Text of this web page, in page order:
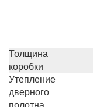
Толщина
коробки
Утепление
дверного
полотна